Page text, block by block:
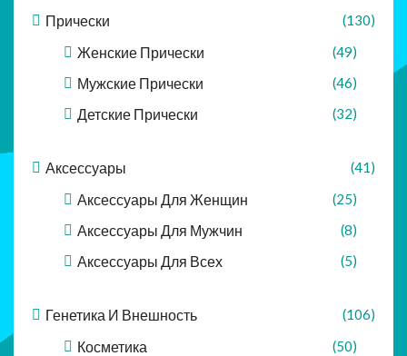
Прически (130)
Женские Прически (49)
Мужские Прически (46)
Детские Прически (32)
Аксессуары (41)
Аксессуары Для Женщин (25)
Аксессуары Для Мужчин (8)
Аксессуары Для Всех (5)
Генетика И Внешность (106)
Косметика (50)